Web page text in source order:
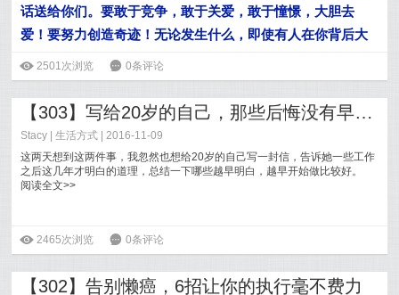
话送给你们。要敢于竞争，敢于关爱，敢于憧憬，大胆去
爱！要努力创造奇迹！无论发生什么，即使有人在你背后大
声喊叫，也要勇往直前。
ė 2501次浏览 6 0条评论
【303】写给20岁的自己，那些后悔没有早知道的道理
Stacy |生活方式 | 2016-11-09
这两天想到这两件事，我忽然也想给20岁的自己写一封信，告诉她一些工作
之后这几年才明白的道理，总结一下哪些越早明白，越早开始做比较好。
阅读全文>>
ė 2465次浏览 6 0条评论
【302】告别懒癌，6招让你的执行毫不费力